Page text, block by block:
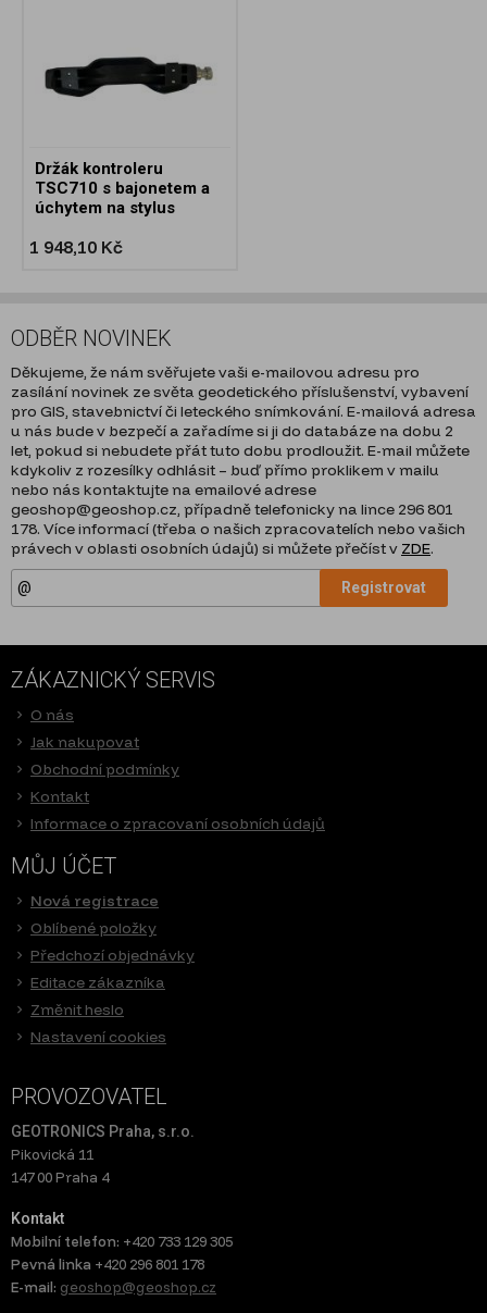
Držák kontroleru
TSC710 s bajonetem a
úchytem na stylus
1 948,10 Kč
ODBĚR NOVINEK
Děkujeme, že nám svěřujete vaši e-mailovou adresu pro
zasílání novinek ze světa geodetického příslušenství, vybavení
pro GIS, stavebnictví či leteckého snímkování. E-mailová adresa
u nás bude v bezpečí a zařadíme si ji do databáze na dobu 2
let, pokud si nebudete přát tuto dobu prodloužit. E-mail můžete
kdykoliv z rozesílky odhlásit – buď přímo proklikem v mailu
nebo nás kontaktujte na emailové adrese
geoshop@geoshop.cz, případně telefonicky na lince 296 801
178. Více informací (třeba o našich zpracovatelích nebo vašich
právech v oblasti osobních údajů) si můžete přečíst v ZDE.
Registrovat
ZÁKAZNICKÝ SERVIS
O nás
Jak nakupovat
Obchodní podmínky
Kontakt
Informace o zpracovaní osobních údajů
MŮJ ÚČET
Nová registrace
Oblíbené položky
Předchozí objednávky
Editace zákazníka
Změnit heslo
Nastavení cookies
PROVOZOVATEL
GEOTRONICS Praha, s.r.o.
Pikovická 11
147 00 Praha 4
Kontakt
Mobilní telefon: +420 733 129 305
Pevná linka +420 296 801 178
E-mail: geoshop@geoshop.cz